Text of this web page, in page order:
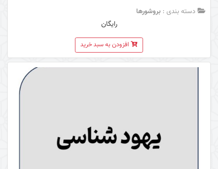
دسته بندی : بروشورها
رایگان
افزودن به سبد خرید